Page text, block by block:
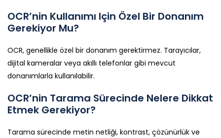
OCR’nin Kullanımı Için Özel Bir Donanım
Gerekiyor Mu?
OCR, genellikle özel bir donanım gerektirmez. Tarayıcılar,
dijital kameralar veya akıllı telefonlar gibi mevcut
donanımlarla kullanılabilir.
OCR’nin Tarama Sürecinde Nelere Dikkat
Etmek Gerekiyor?
Tarama sürecinde metin netliği, kontrast, çözünürlük ve